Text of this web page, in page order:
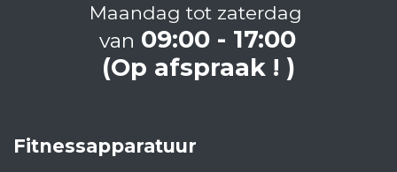
Maandag tot zaterdag
van 09:00 - 17:00
(Op afspraak ! )
Fitnessapparatuur